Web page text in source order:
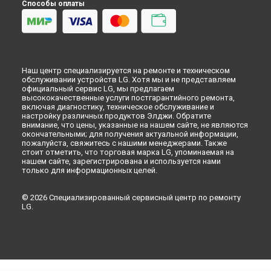
Способы оплаты
Наш центр специализируется на ремонте и техническом
обслуживании устройств LG. Хотя мы и не представляем
официальный сервис LG, мы предлагаем
высококачественные услуги постгарантийного ремонта,
включая диагностику, техническое обслуживание и
настройку различных продуктов Элджи. Обратите
внимание, что цены, указанные на нашем сайте, не являются
окончательными; для получения актуальной информации,
пожалуйста, свяжитесь с нашими менеджерами. Также
стоит отметить, что торговая марка LG, упоминаемая на
нашем сайте, зарегистрирована и используется нами
только для информационных целей.
© 2026 Специализированный сервисный центр по ремонту
LG.